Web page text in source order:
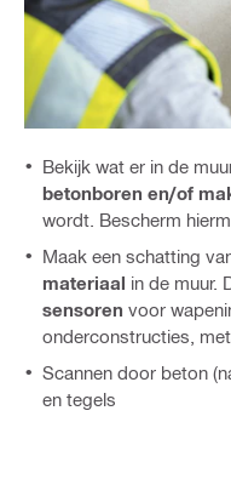
Bekijk wat er in de
betonboren en/of
wordt. Bescherm
Maak een schatting
materiaal in de muur.
sensoren voor
onderconstructies,
Scannen door beton
en tegels